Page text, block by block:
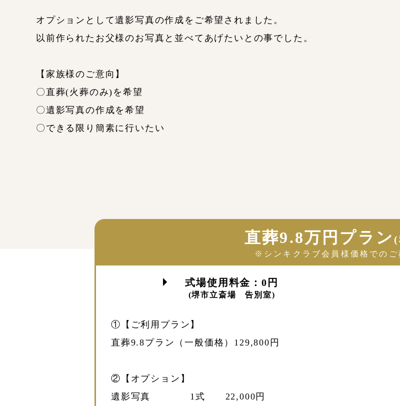
オプションとして遺影写真の作成をご希望されました。
以前作られたお父様のお写真と並べてあげたいとの事でした。
【家族様のご意向】
〇直葬(火葬のみ)を希望
〇遺影写真の作成を希望
〇できる限り簡素に行いたい
直葬9.8万円プラン
※シンキクラブ会員様価格でのご
式場使用料金：0円
(堺市立斎場 告別室)
①【ご利用プラン】
直葬9.8プラン（一般価格）129,800円
②【オプション】
遺影写真 1式 22,000円